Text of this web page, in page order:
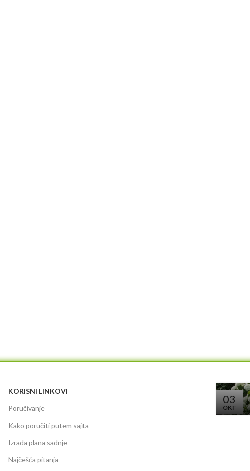
KORISNI LINKOVI
Poručivanje
Kako poručiti putem sajta
Izrada plana sadnje
Najčešća pitanja
03
OKT